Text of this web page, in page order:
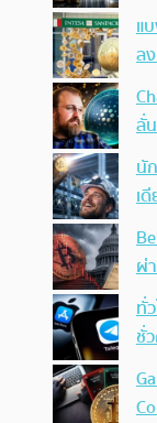
แ
ล
ลั่
นั
เ
ผ่
ทั่
ชั่